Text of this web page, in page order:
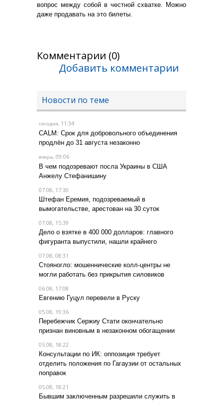
вопрос между собой в честной схватке. Можно
даже продавать на это билеты.
Комментарии (0)
Добавить комментарии
Новости по теме
сегодня, 11:34
CALM: Срок для добровольного объединения
продлён до 31 августа незаконно
вчера, 09:06
В чем подозревают посла Украины в США
Анжелу Стефанишину
07.08, 17:30
Штефан Еремия, подозреваемый в
вымогательстве, арестован на 30 суток
07.08, 15:39
Дело о взятке в 400 000 долларов: главного
фигуранта выпустили, нашли крайнего
07.08, 08:31
Стояногло: мошеннические колл-центры не
могли работать без прикрытия силовиков
06.08, 17:08
Евгению Гуцул перевели в Руску
05.08, 19:36
Перебежчик Сержиу Стати окончательно
признан виновным в незаконном обогащении
05.08, 18:22
Консультации по ИК: оппозиция требует
отделить положения по Гагаузии от остальных
поправок
05.08, 18:21
Бывшим заключенным разрешили служить в